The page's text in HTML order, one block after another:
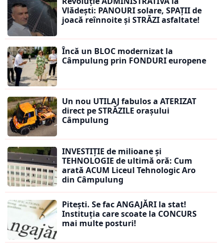
Vlădești: PANOURI solare, SPAȚII de
joacă reînnoite și STRĂZI asfaltate!
Încă un BLOC modernizat la
Câmpulung prin FONDURI europene
Un nou UTILAJ fabulos a ATERIZAT
direct pe STRĂZILE orașului
Câmpulung
INVESTIȚIE de milioane și
TEHNOLOGIE de ultimă oră: Cum
arată ACUM Liceul Tehnologic Aro
din Câmpulung
Pitești. Se fac ANGAJĂRI la stat!
Instituția care scoate la CONCURS
mai multe posturi!